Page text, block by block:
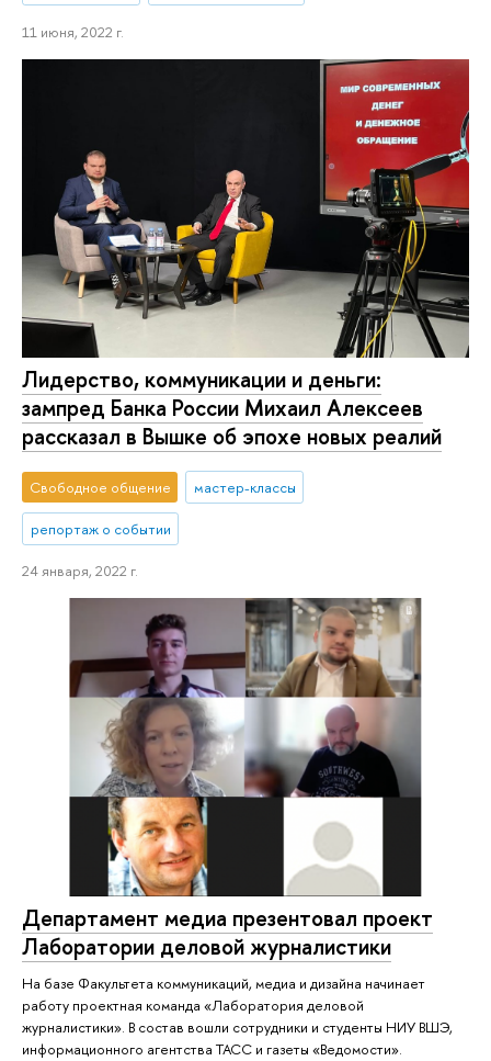
11 июня, 2022 г.
Лидерство, коммуникации и деньги:
зампред Банка России Михаил Алексеев
рассказал в Вышке об эпохе новых реалий
Свободное общение мастер-классы
репортаж о событии
24 января, 2022 г.
Департамент медиа презентовал проект
Лаборатории деловой журналистики
На базе Факультета коммуникаций, медиа и дизайна начинает
работу проектная команда «Лаборатория деловой
журналистики». В состав вошли сотрудники и студенты НИУ ВШЭ,
информационного агентства ТАСС и газеты «Ведомости».